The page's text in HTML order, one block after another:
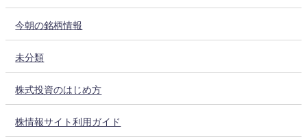
今朝の銘柄情報
未分類
株式投資のはじめ方
株情報サイト利用ガイド